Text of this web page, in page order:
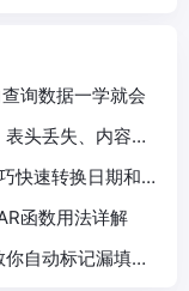
询数据一学就会
头丢失、内容截
快速转换日期和数
函数用法详解
自动标记漏填数